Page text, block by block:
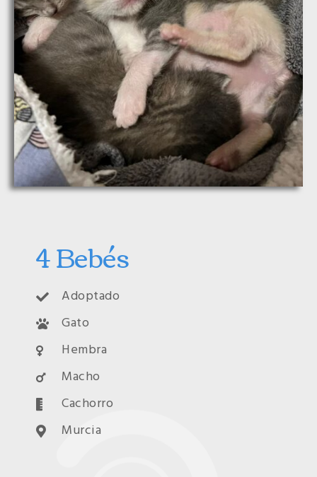
4 Bebés
Adoptado
Gato
Hembra
Macho
Cachorro
Murcia